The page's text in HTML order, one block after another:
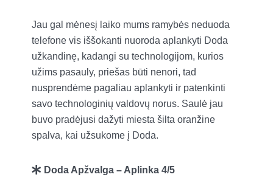
Jau gal mėnesį laiko mums ramybės neduoda
telefone vis iššokanti nuoroda aplankyti Doda
užkandinę, kadangi su technologijom, kurios
užims pasauly, priešas būti nenori, tad
nusprendėme pagaliau aplankyti ir patenkinti
savo technologinių valdovų norus. Saulė jau
buvo pradėjusi dažyti miesta šilta oranžine
spalva, kai užsukome į Doda.
Doda Apžvalga – Aplinka 4/5